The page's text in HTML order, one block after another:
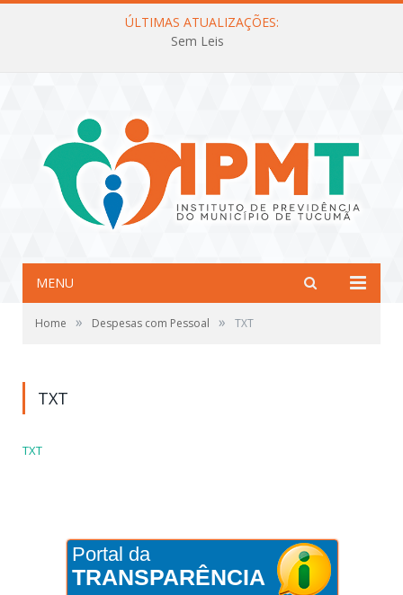
ÚLTIMAS ATUALIZAÇÕES:
Sem Leis
MENU
Home » Despesas com Pessoal » TXT
TXT
TXT
Portal da
TRANSPARÊNCIA